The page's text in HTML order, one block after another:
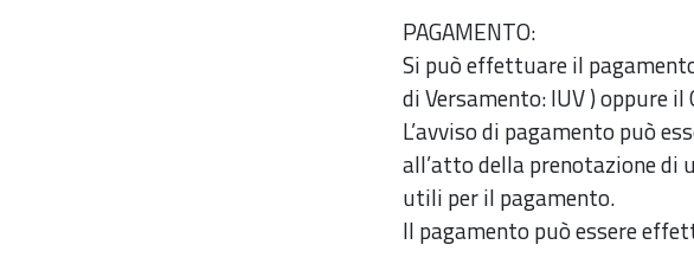
PAGAMENTO:
Si può effettuare il
di Versamento: IUV ) oppure
L’avviso di pagamento può
all’atto della prenotazione di
utili per il pagamento.
Il pagamento può essere